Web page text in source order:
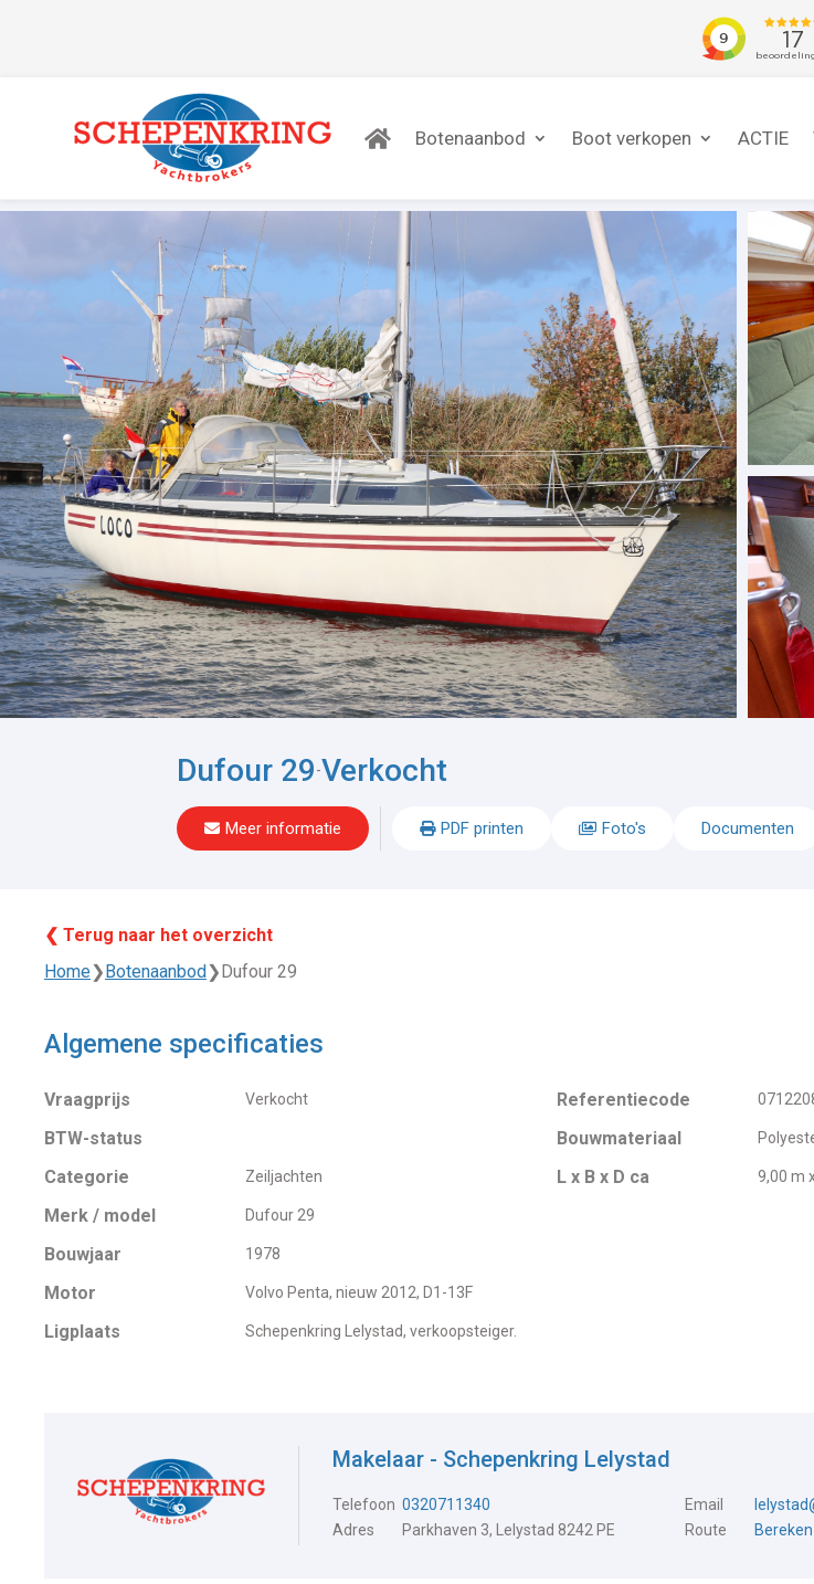
Botenaanbod Boot verkopen ACTIE
Dufour 29-Verkocht
Meer informatie PDF printen Foto's Documenten
❮ Terug naar het overzicht
Home❯Botenaanbod❯Dufour 29
Algemene specificaties
Vraagprijs Verkocht
BTW-status
Categorie
Zeiljachten
Merk / model Dufour 29
Bouwjaar 1978
Motor Volvo Penta, nieuw 2012, D1-13F
Ligplaats Schepenkring Lelystad, verkoopsteiger.
Referentiecode
Bouwmateriaal
L x B x D ca 9,00 m
Makelaar - Schepenkring Lelystad
Telefoon 0320711340 Email
Adres
Parkhaven 3, Lelystad 8242 PE Route